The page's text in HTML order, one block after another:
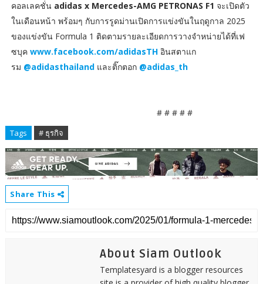
คอลเลคชั่น adidas x Mercedes-AMG PETRONAS F1 จะเปิดตัว
ในเดือนหน้า พร้อมๆ กับการรูดม่านเปิดการแข่งขันในฤดูกาล 2025
ของแข่งขัน Formula 1 ติดตามรายละเอียดการวางจำหน่ายได้ที่เฟ
ซบุค www.facebook.com/adidasTHอินสตาแก
รม @adidasthailandและติ๊กตอก @adidas_th
# # # # #
Tags # ธุรกิจ
Share This
About Siam Outlook
Templatesyard is a blogger resources